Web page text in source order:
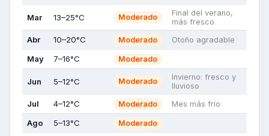
Mar 13–25°C Moderado
Final del verano,
más fresco
Abr 10–20°C Moderado Otoño agradable
May 7–16°C Moderado
Jun 5–12°C Moderado
Invierno: fresco y
lluvioso
Jul 4–12°C Moderado Mes más frío
Ago 5–13°C Moderado